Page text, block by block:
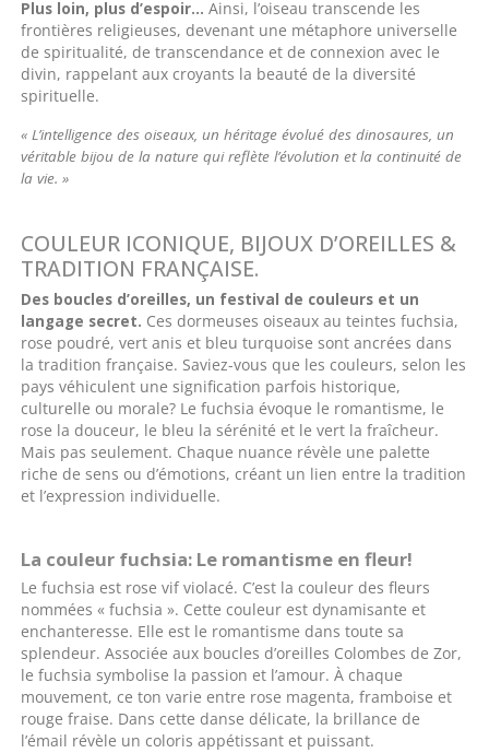
Plus loin, plus d’espoir… Ainsi, l’oiseau transcende les
frontières religieuses, devenant une métaphore universelle
de spiritualité, de transcendance et de connexion avec le
divin, rappelant aux croyants la beauté de la diversité
spirituelle.
« L’intelligence des oiseaux, un héritage évolué des dinosaures, un
véritable bijou de la nature qui reflète l’évolution et la continuité de
la vie. »
COULEUR ICONIQUE, BIJOUX D’OREILLES &
TRADITION FRANÇAISE.
Des boucles d’oreilles, un festival de couleurs et un
langage secret. Ces dormeuses oiseaux au teintes fuchsia,
rose poudré, vert anis et bleu turquoise sont ancrées dans
la tradition française. Saviez-vous que les couleurs, selon les
pays véhiculent une signification parfois historique,
culturelle ou morale? Le fuchsia évoque le romantisme, le
rose la douceur, le bleu la sérénité et le vert la fraîcheur.
Mais pas seulement. Chaque nuance révèle une palette
riche de sens ou d’émotions, créant un lien entre la tradition
et l’expression individuelle.
La couleur fuchsia: Le romantisme en fleur!
Le fuchsia est rose vif violacé. C’est la couleur des fleurs
nommées « fuchsia ». Cette couleur est dynamisante et
enchanteresse. Elle est le romantisme dans toute sa
splendeur. Associée aux boucles d’oreilles Colombes de Zor,
le fuchsia symbolise la passion et l’amour. À chaque
mouvement, ce ton varie entre rose magenta, framboise et
rouge fraise. Dans cette danse délicate, la brillance de
l’émail révèle un coloris appétissant et puissant.